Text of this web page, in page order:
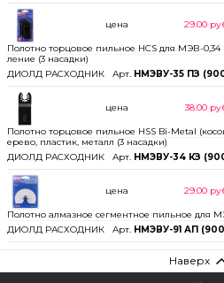
Полотно торцовое пильное HCS для МЭВ-
ление (3 насадки)
ДИОЛД РАСХОДНИК
Арт. НМЭВУ-35 ПЗ
цена 29.00
Полотно торцовое пильное HSS Bi-Metal
ерево, пластик, металл (3 насадки)
ДИОЛД РАСХОДНИК
Арт. НМЭВУ-34 КЗ
цена 38.00
Полотно алмазное сегментное пильное для
ДИОЛД РАСХОДНИК
Арт. НМЭВУ-91 АП
цена 29.00
Наверх